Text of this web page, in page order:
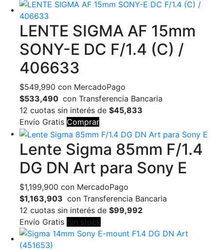
LENTE SIGMA AF 15mm
SONY-E DC F/1.4 (C) /
406633
$549,990 con MercadoPago
$533,490 con Transferencia Bancaria
12 cuotas sin interés de $45,833
Envío Gratis Comprar
Lente Sigma 85mm F/1.4
DG DN Art para Sony E
$1,199,900 con MercadoPago
$1,163,903 con Transferencia Bancaria
12 cuotas sin interés de $99,992
Envío Gratis Sin stock